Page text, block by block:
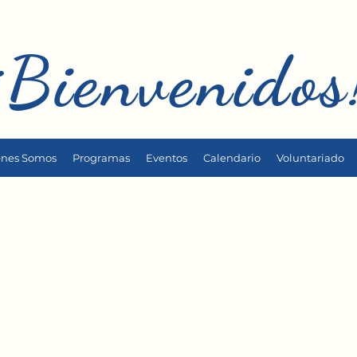
Somos Programas Eventos Calendario Voluntariado